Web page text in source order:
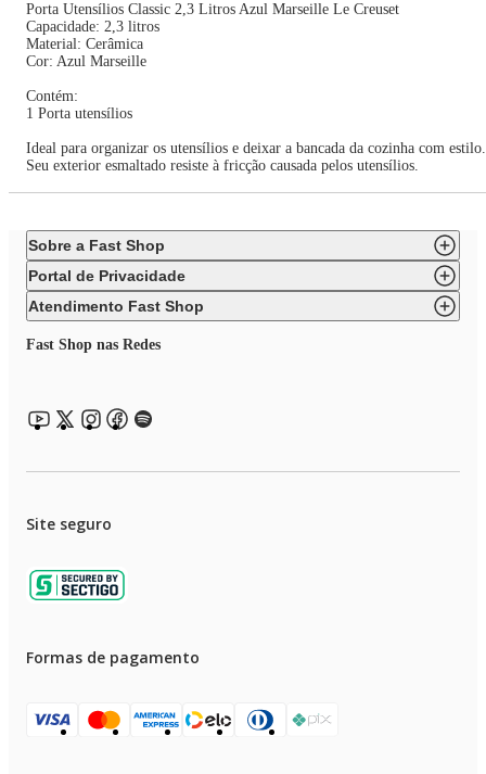
Porta Utensílios Classic 2,3 Litros Azul Marseille Le Creuset
Capacidade: 2,3 litros
Material: Cerâmica
Cor: Azul Marseille
Contém:
1 Porta utensílios
Ideal para organizar os utensílios e deixar a bancada da cozinha com estilo.
Seu exterior esmaltado resiste à fricção causada pelos utensílios.
Sobre a Fast Shop
Portal de Privacidade
Atendimento Fast Shop
Fast Shop nas Redes
Site seguro
Formas de pagamento